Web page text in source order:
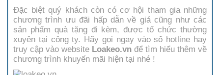
Đặc biệt quý khách còn có cơ hội tham gia những
chương trình ưu đãi hấp dẫn về giá cũng như các
sản phẩm quà tặng đi kèm, được tổ chức thường
xuyên tại công ty. Hãy gọi ngay vào số hotline hay
truy cập vào website Loakeo.vn để tìm hiểu thêm về
chương trình khuyến mãi hiện tại nhé !